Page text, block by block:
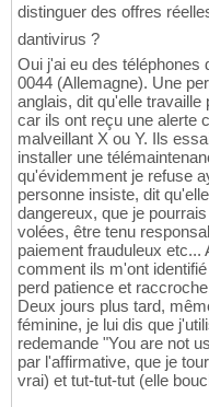
distinguer des offres
dantivirus ?
Oui j'ai eu des téléphones
0044 (Allemagne). Une
anglais, dit qu'elle
car ils ont reçu une alerte
malveillant X ou Y. Ils
installer une
qu'évidemment je refuse
personne insiste, dit
dangereux, que je
volées, être tenu
paiement frauduleux etc...
comment ils m'ont
perd patience et
Deux jours plus tard,
féminine, je lui dis que
redemande "You are not
par l'affirmative, que je
vrai) et tut-tut-tut (elle